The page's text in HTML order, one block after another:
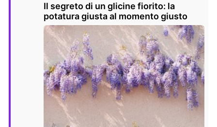
Il segreto di un glicine fiorito: la
potatura giusta al momento giusto